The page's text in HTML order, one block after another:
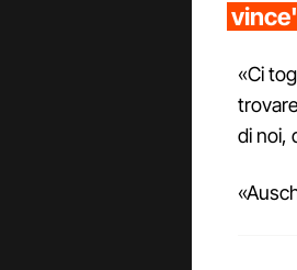
«Ci
di noi,